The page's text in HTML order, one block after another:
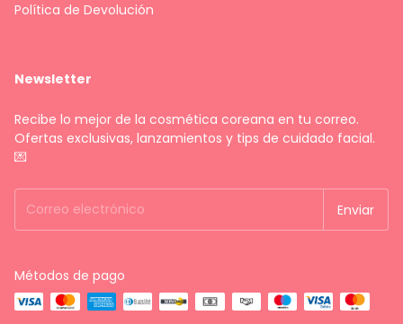
Política de Devolución
Newsletter
Recibe lo mejor de la cosmética coreana en tu correo.
Ofertas exclusivas, lanzamientos y tips de cuidado facial.
💌
Métodos de pago